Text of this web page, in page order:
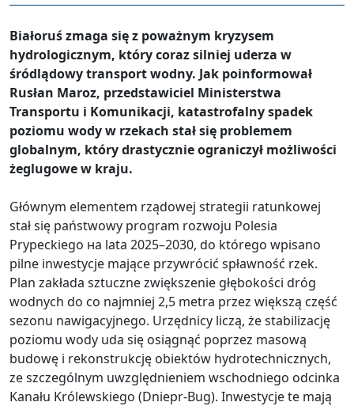
Białoruś zmaga się z poważnym kryzysem
hydrologicznym, który coraz silniej uderza w
śródlądowy transport wodny. Jak poinformował
Rusłan Maroz, przedstawiciel Ministerstwa
Transportu i Komunikacji, katastrofalny spadek
poziomu wody w rzekach stał się problemem
globalnym, który drastycznie ograniczył możliwości
żeglugowe w kraju.
Głównym elementem rządowej strategii ratunkowej
stał się państwowy program rozwoju Polesia
Prypeckiego на lata 2025–2030, do którego wpisano
pilne inwestycje mające przywrócić spławność rzek.
Plan zakłada sztuczne zwiększenie głębokości dróg
wodnych do co najmniej 2,5 metra przez większą część
sezonu nawigacyjnego. Urzędnicy liczą, że stabilizację
poziomu wody uda się osiągnąć poprzez masową
budowę i rekonstrukcję obiektów hydrotechnicznych,
ze szczególnym uwzględnieniem wschodniego odcinka
Kanału Królewskiego (Dniepr-Bug). Inwestycje te mają